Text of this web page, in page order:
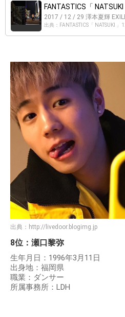
FANTASTICS「
2017 / 12 / 29 澤本夏輝
出典：FANTASTICS「 NATSUKI 」
出典： http://livedoor.blogimg.jp
8位：瀬口黎弥
生年月日：1996年3月11日
出身地：福岡県
職業：ダンサー
所属事務所：LDH